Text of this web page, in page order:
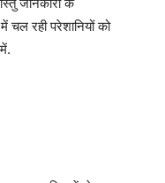
रही परेशानियों को